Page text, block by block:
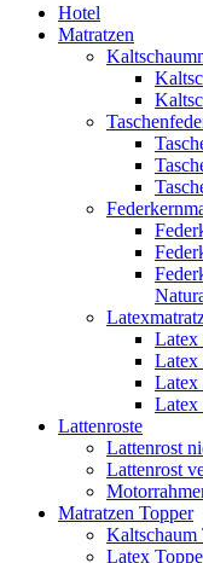
Hotel
Matratzen
Latex
Latex
Latex
Latex
Lattenroste
Lattenrost
Lattenrost
Matratzen Topper
Kaltschaum
Latex